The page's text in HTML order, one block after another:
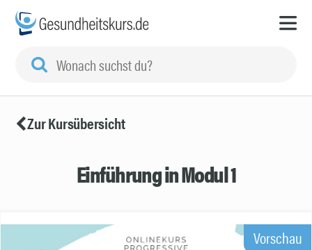
Zur Kursübersicht
Einführung in Modul 1
Vorschau